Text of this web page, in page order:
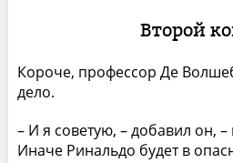
Второй
Короче, профессор Де
дело.
– И я советую, – добавил он,
Иначе Ринальдо будет в